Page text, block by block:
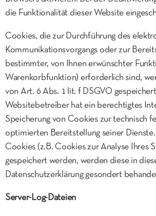
die Funktionalität dieser Website
Cookies, die zur Durchführung des
Kommunikationsvorgangs oder zur
bestimmter, von Ihnen erwünschter
Warenkorbfunktion) erforderlich sind,
von Art. 6 Abs. 1 lit. f DSGVO
Websitebetreiber hat ein berechtigtes
Speicherung von Cookies zur technisch
optimierten Bereitstellung seiner
Cookies (z.B. Cookies zur Analyse Ihres
gespeichert werden, werden diese in
Datenschutzerklärung gesondert
Server-Log-Dateien